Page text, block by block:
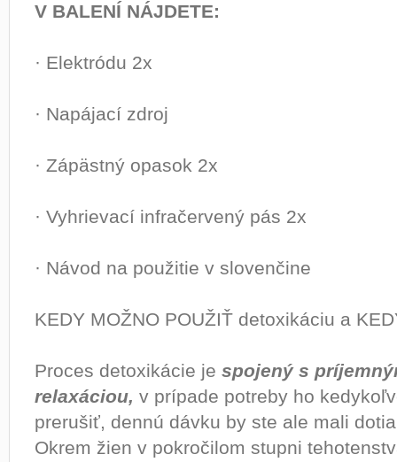
V BALENÍ NÁJDETE:
· Elektródu 2x
· Napájací zdroj
· Zápästný opasok 2x
· Vyhrievací infračervený pás 2x
· Návod na použitie v slovenčine
KEDY MOŽNO POUŽIŤ detoxikáciu a
Proces detoxikácie je spojený s
relaxáciou, v prípade potreby ho
prerušiť, dennú dávku by ste ale mali
Okrem žien v pokročilom stupni